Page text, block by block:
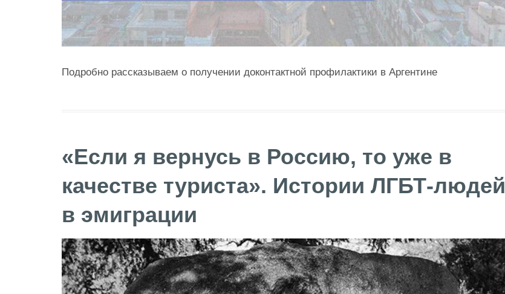
Подробно рассказываем о получении доконтактной профилактики в Аргентине
«Если я вернусь в Россию, то уже в
качестве туриста». Истории ЛГБТ-людей
в эмиграции